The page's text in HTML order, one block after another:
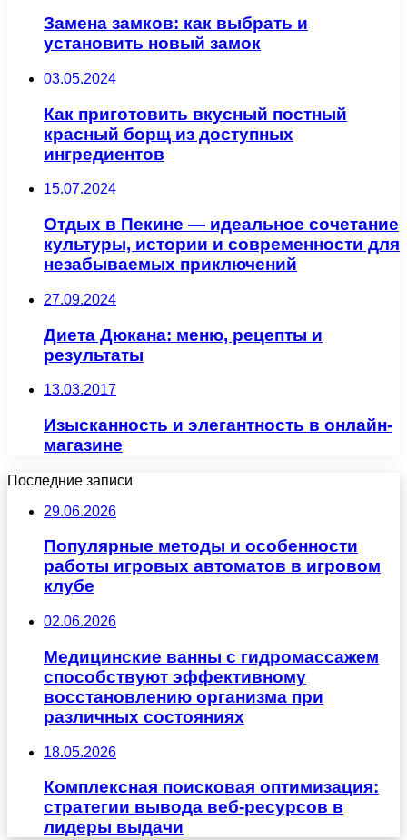
Замена замков: как выбрать и
установить новый замок
03.05.2024
Как приготовить вкусный постный
красный борщ из доступных
ингредиентов
15.07.2024
Отдых в Пекине — идеальное сочетание
культуры, истории и современности для
незабываемых приключений
27.09.2024
Диета Дюкана: меню, рецепты и
результаты
13.03.2017
Изысканность и элегантность в онлайн-
магазине
Последние записи
29.06.2026
Популярные методы и особенности
работы игровых автоматов в игровом
клубе
02.06.2026
Медицинские ванны с гидромассажем
способствуют эффективному
восстановлению организма при
различных состояниях
18.05.2026
Комплексная поисковая оптимизация:
стратегии вывода веб-ресурсов в
лидеры выдачи